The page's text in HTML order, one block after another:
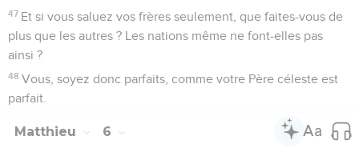
47 Et si vous saluez vos frères seulement, que faites-vous de
plus que les autres ? Les nations même ne font-elles pas
ainsi ?
48 Vous, soyez donc parfaits, comme votre Père céleste est
parfait.
Matthieu 6